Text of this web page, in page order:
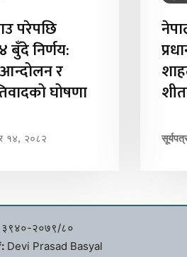
परेपछि
बुँदे निर्णय:
र
घोषणा
१४, २०८२
३९४०-२०७९/८०
Devi Prasad Basyal